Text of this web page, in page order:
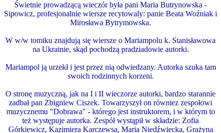
Świetnie prowadzącą wieczór była pani Maria Butrynowska -
Sipowicz, profesjonalnie wiersze recytowaly: panie Beata Woźniak i
Mirosława Bytrymowska.
W w/w tomiku znajdują się wiersze o Mariampolu k. Stanisławowa
na Ukrainie, skąd pochodzą pradziadowie autorki.
Mariampol ją urzekł i jest przez nią odwiedzany. Autorka szuka tam
swoich rodzinnych korzeni.
O stronę muzyczną, jak na I i II wieczorze autorki, bardzo starannie
zadbał pan Zbigniew Ciszek. Towarzyszył on równiez zespołowi
muzycznemu "Dobrawa" - którego jest instruktorem, i w którym to
też występuje autorka. Zespół wystąpił w składzie: Zofia
Górkiewicz, Kazimiera Karczewsa, Maria Niedźwiecka, Grażyna